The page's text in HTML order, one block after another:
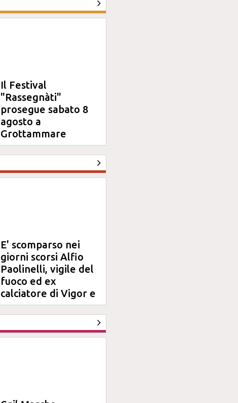
Il Festival
"Rassegnàti"
prosegue sabato 8
agosto a
Grottammare
E' scomparso nei
giorni scorsi Alfio
Paolinelli, vigile del
fuoco ed ex
calciatore di Vigor e
Jesina